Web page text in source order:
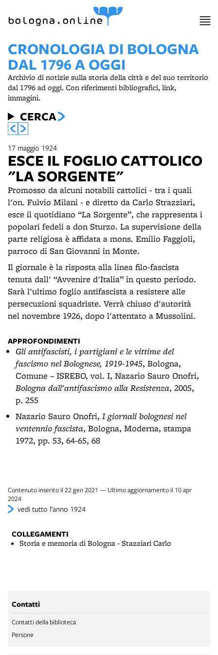
bologna.online
CRONOLOGIA DI BOLOGNA
DAL 1796 A OGGI
Archivio di notizie sulla storia della città e del suo territorio
dal 1796 ad oggi. Con riferimenti bibliografici, link,
immagini.
CERCA
17 maggio 1924
ESCE IL FOGLIO CATTOLICO
"LA SORGENTE"
Promosso da alcuni notabili cattolici - tra i quali
l'on. Fulvio Milani - e diretto da Carlo Strazziari,
esce il quotidiano “La Sorgente”, che rappresenta i
popolari fedeli a don Sturzo. La supervisione della
parte religiosa è affidata a mons. Emilio Faggioli,
parroco di San Giovanni in Monte.
Il giornale è la risposta alla linea filo-fascista
tenuta dall' “Avvenire d'Italia” in questo periodo.
Sarà l'ultimo foglio antifascista a resistere alle
persecuzioni squadriste. Verrà chiuso d'autorità
nel novembre 1926, dopo l'attentato a Mussolini.
APPROFONDIMENTI
Gli antifascisti, i partigiani e le vittime del
fascismo nel Bolognese, 1919-1945, Bologna,
Comune – ISREBO, vol. I, Nazario Sauro Onofri,
Bologna dall'antifascismo alla Resistenza, 2005,
p. 255
Nazario Sauro Onofri, I giornali bolognesi nel
ventennio fascista, Bologna, Moderna, stampa
1972, pp. 53, 64-65, 68
Contenuto inserito il 22 gen 2021 — Ultimo aggiornamento il 10 apr
2024
vedi tutto l’anno 1924
COLLEGAMENTI
Storia e memoria di Bologna - Stazziari Carlo
Contatti
Contatti della biblioteca
Persone